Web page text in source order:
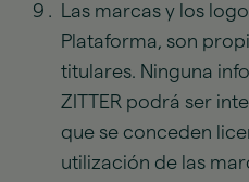
Las marcas y los
Plataforma, son
titulares. Ninguna
ZITTER podrá ser
que se conceden
utilización de las